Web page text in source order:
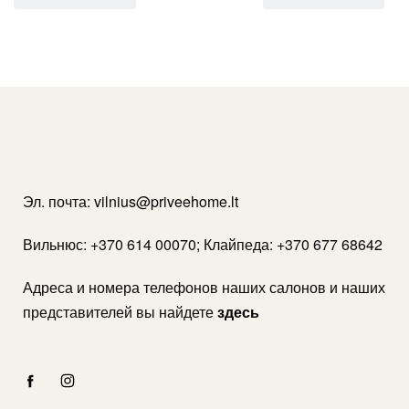
Эл. почта: vilnius@priveehome.lt
Вильнюс: +370 614 00070; Клайпеда: +370 677 68642
Адреса и номера телефонов наших салонов и наших
представителей вы найдетездесь